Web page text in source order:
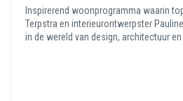
Inspirerend woonprogramma waarin
Terpstra en interieurontwerpster
in de wereld van design, architectuur en